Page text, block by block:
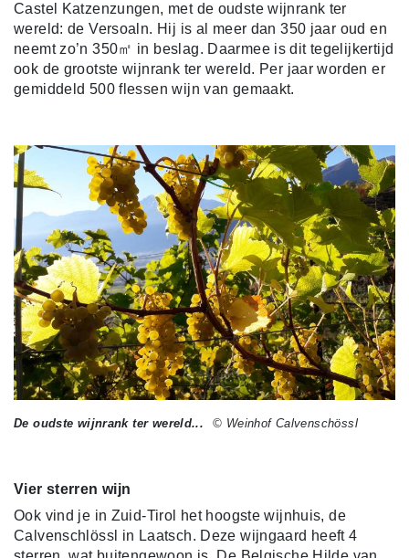
Castel Katzenzungen, met de oudste wijnrank ter
wereld: de Versoaln. Hij is al meer dan 350 jaar oud en
neemt zo’n 350㎡ in beslag. Daarmee is dit tegelijkertijd
ook de grootste wijnrank ter wereld. Per jaar worden er
gemiddeld 500 flessen wijn van gemaakt.
De oudste wijnrank ter wereld... © Weinhof Calvenschössl
Vier sterren wijn
Ook vind je in Zuid-Tirol het hoogste wijnhuis, de
Calvenschlössl in Laatsch. Deze wijngaard heeft 4